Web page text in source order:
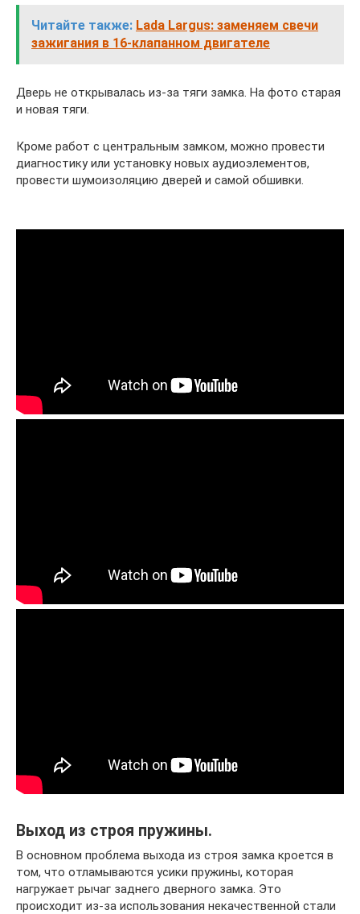
Читайте также: Lada Largus: заменяем свечи
зажигания в 16-клапанном двигателе
Дверь не открывалась из-за тяги замка. На фото старая
и новая тяги.
Кроме работ с центральным замком, можно провести
диагностику или установку новых аудиоэлементов,
провести шумоизоляцию дверей и самой обшивки.
Выход из строя пружины.
В основном проблема выхода из строя замка кроется в
том, что отламываются усики пружины, которая
нагружает рычаг заднего дверного замка. Это
происходит из-за использования некачественной стали